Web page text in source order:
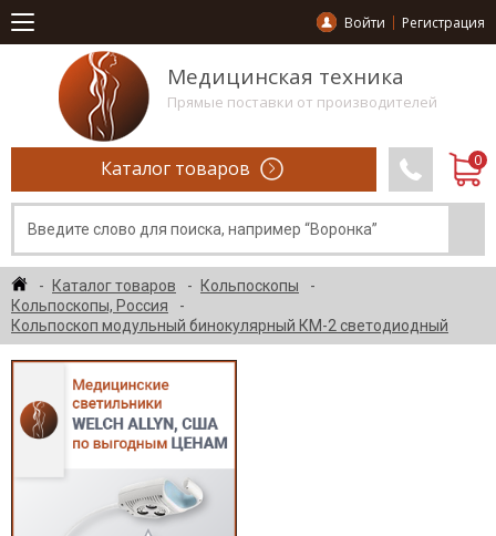
Войти Регистрация
Медицинская техника
Прямые поставки от производителей
Каталог товаров
Каталог товаров
Кольпоскопы
Кольпоскопы, Россия
Кольпоскоп модульный бинокулярный КМ-2 светодиодный